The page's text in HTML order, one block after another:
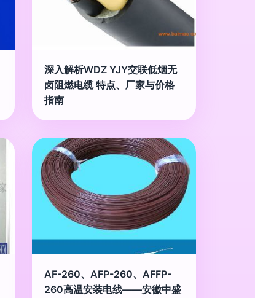
深入解析WDZ YJY交联低烟无
卤阻燃电缆 特点、厂家与价格
指南
AF-260、AFP-260、AFFP-
260高温安装电线——安徽中盛